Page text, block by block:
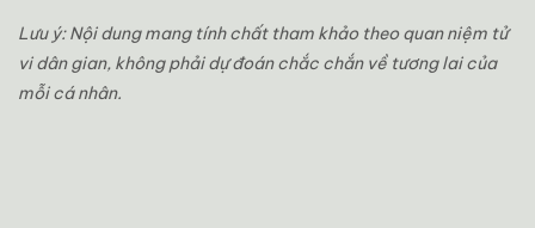
Lưu ý: Nội dung mang tính chất tham khảo theo quan niệm tử
vi dân gian, không phải dự đoán chắc chắn về tương lai của
mỗi cá nhân.